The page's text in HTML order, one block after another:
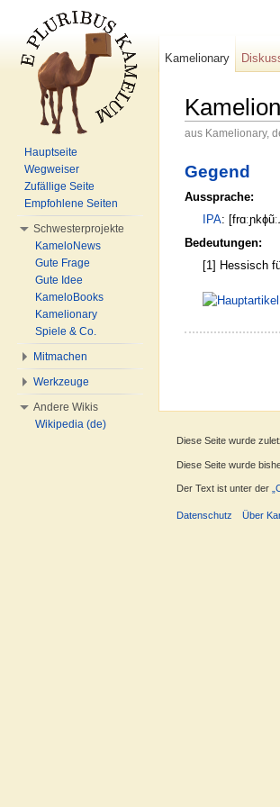
aus Kamelionary,
Gegend
Aussprache:
IPA:
Bedeutungen:
[1] Hessisch
Kamelionary
Hauptseite
Wegweiser
Zufällige Seite
Empfohlene Seiten
Schwesterprojekte
KameloNews
Gute Frage
Gute Idee
KameloBooks
Kamelionary
Spiele & Co.
Mitmachen
Werkzeuge
Andere Wikis
Wikipedia (de)
Diese Seite wurde
Diese Seite wurde
Der Text ist unter der
Datenschutz Über